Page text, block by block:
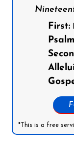
First:
*This is a free